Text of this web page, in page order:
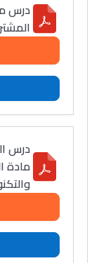
مهنة
التّطوّعي،
أشياء
سامورا
بطلة
الطولي،
كتحكي
فالرّياضة
درس
درس
مادة